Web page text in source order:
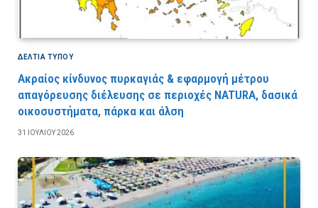
ΔΕΛΤΙΑ ΤΥΠΟΥ
Ακραίος κίνδυνος πυρκαγιάς & εφαρμογή μέτρου
απαγόρευσης διέλευσης σε περιοχές NATURA, δασικά
οικοσυστήματα, πάρκα και άλση
31 ΙΟΥΛΊΟΥ 2026